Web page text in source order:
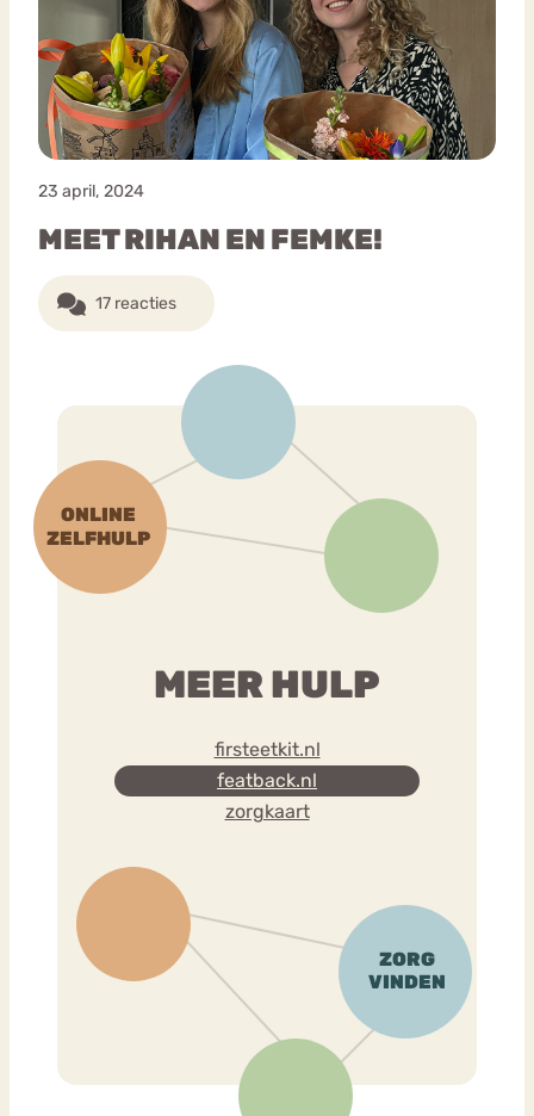
23 april, 2024
MEET RIHAN EN FEMKE!
17 reacties
MEER HULP
firsteetkit.nl
featback.nl
zorgkaart
Chat
Forum
Bouli
mia
Nerv
osa
Eetstoornis Anorexia Nervosa
Eetbuien
Orthorexia
Afvallen Angst